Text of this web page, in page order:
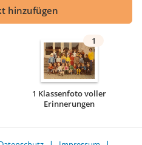
hinzufügen
1
1 Klassenfoto voller
Erinnerungen